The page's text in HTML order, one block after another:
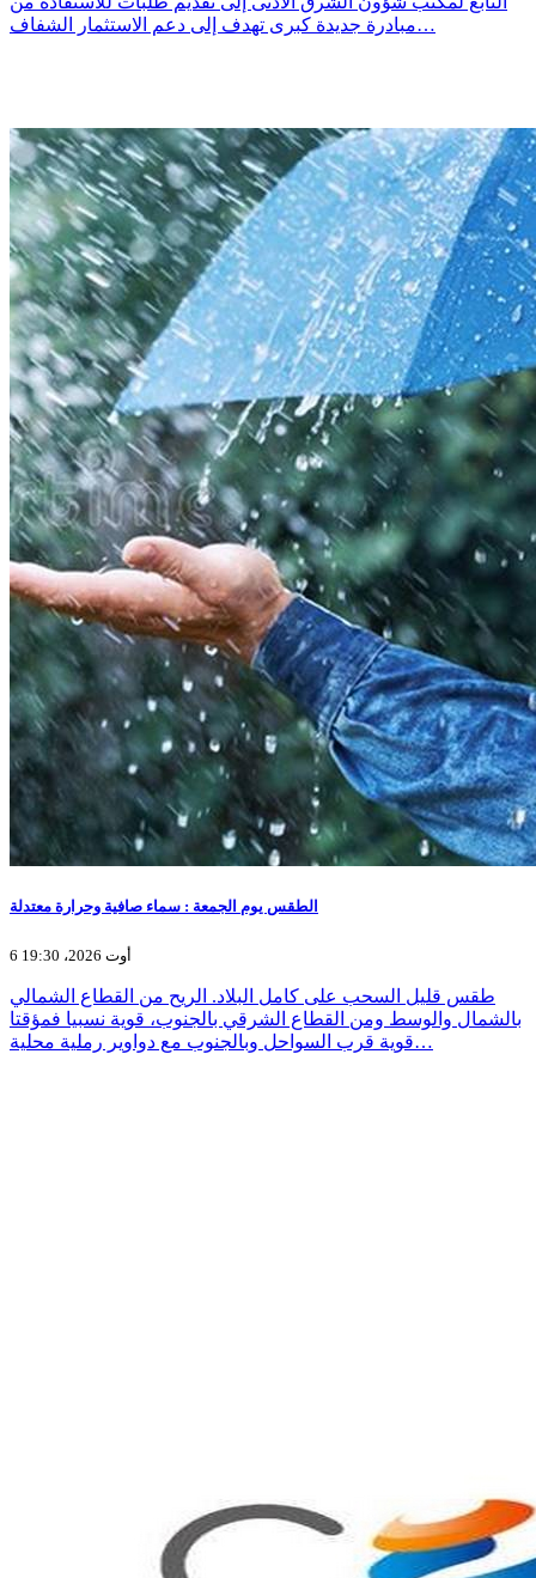
مبادرة جديدة كبرى تهدف إلى دعم الاستثمار الشفاف…
الطقس يوم الجمعة : سماء صافية وحرارة معتدلة
6 أوت 2026، 19:30
طقس قليل السحب على كامل البلاد. الريح من القطاع الشمالي
بالشمال والوسط ومن القطاع الشرقي بالجنوب، قوية نسبيا فمؤقتا
قوية قرب السواحل وبالجنوب مع دواوير رملية محلية…